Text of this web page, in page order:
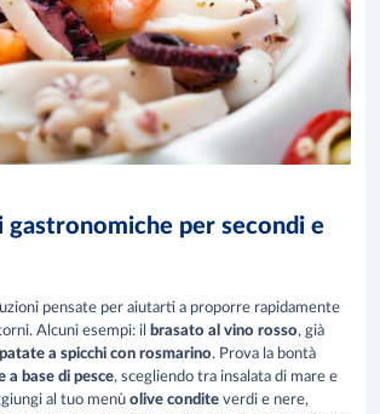
gastronomiche per secondi e
pensate per aiutarti a proporre rapidamente
Alcuni esempi: il
brasato al vino rosso, già
patate a spicchi con rosmarino. Prova la bontà
a base di pesce, scegliendo tra insalata di mare e
al tuo menù olive condite verdi e nere,